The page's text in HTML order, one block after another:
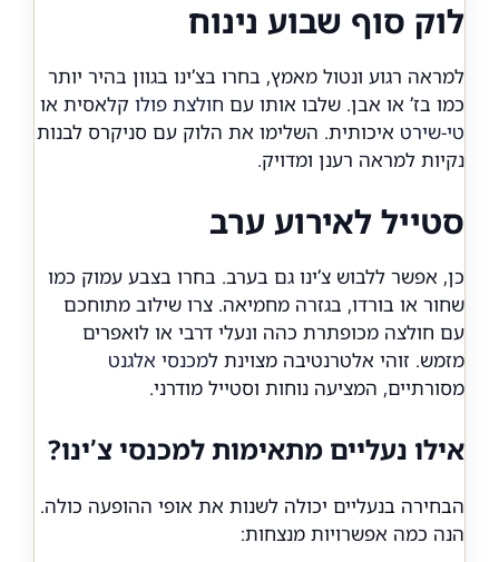
לוק סוף שבוע נינוח
למראה רגוע ונטול מאמץ, בחרו בצ’ינו בגוון בהיר יותר
כמו בז’ או אבן. שלבו אותו עם חולצת פולו קלאסית או
טי-שירט איכותית. השלימו את הלוק עם סניקרס לבנות
נקיות למראה רענן ומדויק.
סטייל לאירוע ערב
כן, אפשר ללבוש צ’ינו גם בערב. בחרו בצבע עמוק כמו
שחור או בורדו, בגזרה מחמיאה. צרו שילוב מתוחכם
עם חולצה מכופתרת כהה ונעלי דרבי או לואפרים
מזמש. זוהי אלטרנטיבה מצוינת למכנסי אלגנט
מסורתיים, המציעה נוחות וסטייל מודרני.
אילו נעליים מתאימות למכנסי צ’ינו?
הבחירה בנעליים יכולה לשנות את אופי ההופעה כולה.
הנה כמה אפשרויות מנצחות: